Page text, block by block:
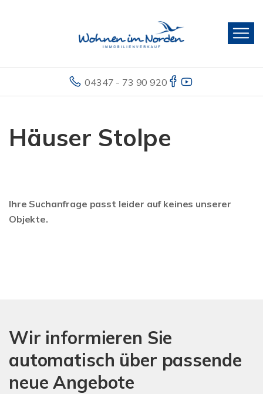
04347 - 73 90 920
Häuser Stolpe
Ihre Suchanfrage passt leider auf keines unserer
Objekte.
Wir informieren Sie
automatisch über passende
neue Angebote